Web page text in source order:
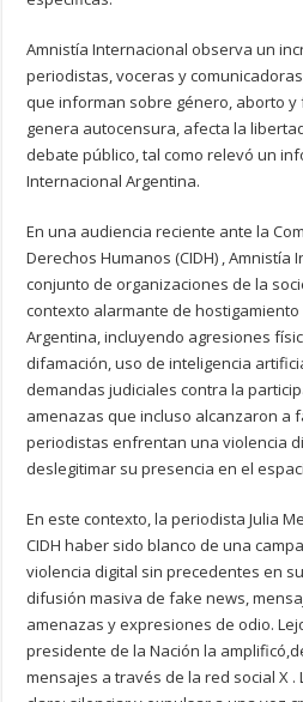
Amnistía Internacional observa un
periodistas, voceras y
que informan sobre género, aborto y
genera autocensura, afecta la
debate público, tal como relevó un
Internacional Argentina.
En una audiencia reciente ante la
Derechos Humanos (CIDH) , Amnistía
conjunto de organizaciones de la
contexto alarmante de
Argentina, incluyendo agresiones
difamación, uso de inteligencia
demandas judiciales contra la
amenazas que incluso alcanzaron a
periodistas enfrentan una violencia
deslegitimar su presencia en el
En este contexto, la periodista Julia
CIDH haber sido blanco de una
violencia digital sin precedentes en
difusión masiva de fake news,
amenazas y expresiones de odio.
presidente de la Nación la
mensajes a través de la red social X